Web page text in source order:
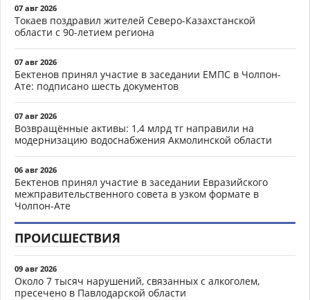
07 авг 2026
Токаев поздравил жителей Северо-Казахстанской
области с 90-летием региона
07 авг 2026
Бектенов принял участие в заседании ЕМПС в Чолпон-
Ате: подписано шесть документов
07 авг 2026
Возвращённые активы: 1,4 млрд тг направили на
модернизацию водоснабжения Акмолинской области
06 авг 2026
Бектенов принял участие в заседании Евразийского
межправительственного совета в узком формате в
Чолпон-Ате
ПРОИСШЕСТВИЯ
09 авг 2026
Около 7 тысяч нарушений, связанных с алкоголем,
пресечено в Павлодарской области